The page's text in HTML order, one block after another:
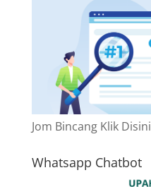
Jom Bincang Klik Disini
Whatsapp Chatbot